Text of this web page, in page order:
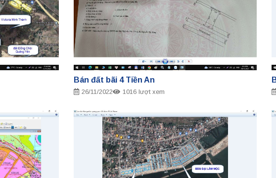
Bán đất bãi 4 Tiền An
26/11/2022 1016 lượt xem